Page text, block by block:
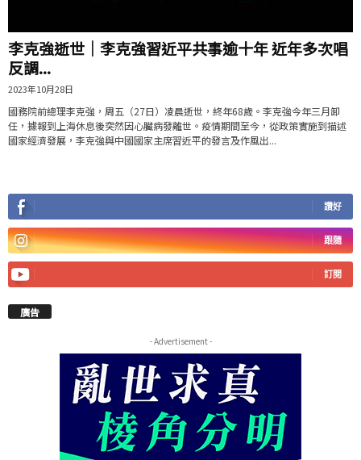
李克強逝世｜李克強習近平共事逾十年 近年多次唱
反調...
2023年10月28日
國務院前總理李克強，周五（27日）凌晨逝世，終年68歲。李克強今年三月卸
任，據報到上海休息後突然因心臟病發離世。疫情期間至今，從政策實施到描述
國家經濟發展，李克強與中國國家主席習近平的發言及作風出...
讚好
跟隨
訂閱
廣告
- Advertisement -